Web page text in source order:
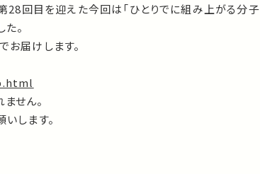
28回目を迎えた今回は「ひとりでに組み上がる分子
。
お届けします。
せん。
します。